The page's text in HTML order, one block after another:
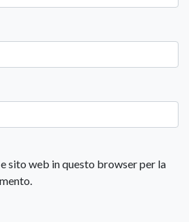
sito web in questo browser per la